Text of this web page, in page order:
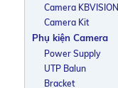
Camera KBVISION
Camera Kit
Phụ kiện Camera
Power Supply
UTP Balun
Bracket